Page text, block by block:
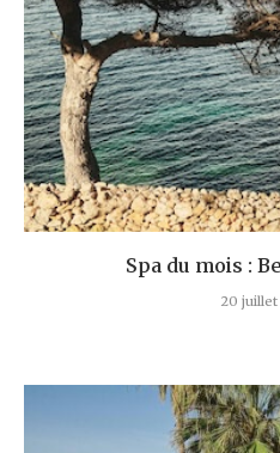
Spa du mois :
20 juillet